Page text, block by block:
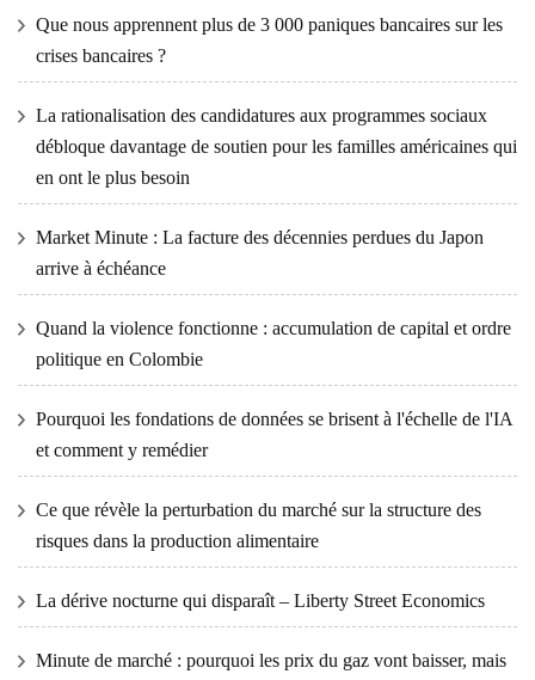
Que nous apprennent plus de 3 000 paniques bancaires sur les
crises bancaires ?
La rationalisation des candidatures aux programmes sociaux
débloque davantage de soutien pour les familles américaines qui
en ont le plus besoin
Market Minute : La facture des décennies perdues du Japon
arrive à échéance
Quand la violence fonctionne : accumulation de capital et ordre
politique en Colombie
Pourquoi les fondations de données se brisent à l'échelle de l'IA
et comment y remédier
Ce que révèle la perturbation du marché sur la structure des
risques dans la production alimentaire
La dérive nocturne qui disparaît – Liberty Street Economics
Minute de marché : pourquoi les prix du gaz vont baisser, mais